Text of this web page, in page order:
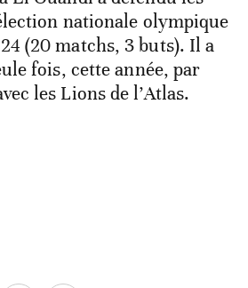
nationale olympique
(20 matchs, 3 buts). Il a
fois, cette année, par
les Lions de l’Atlas.